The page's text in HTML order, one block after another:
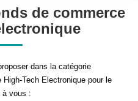
Budget max
de commerce
dans la catégorie
Tech Electronique pour le
à vous :